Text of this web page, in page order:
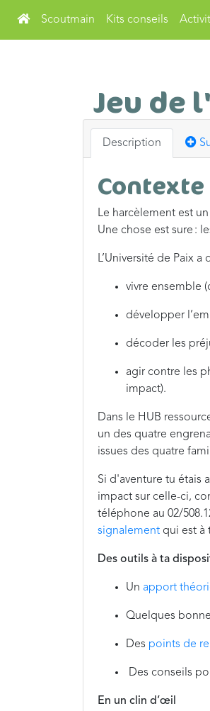
Scoutmain Kits conseils
Jeu de
Description
Contexte
Le harcèlement est
Une chose est sure :
L’Université de Paix
vivre ensemble
développer
décoder les
agir contre les
impact).
Dans le HUB
un des quatre
issues des quatre
Si d'aventure tu étais
impact sur celle-ci,
téléphone au 02/
signalement qui est à
Des outils à ta
Un apport
Quelques
Des points de
Des conseils
En un clin d’œil